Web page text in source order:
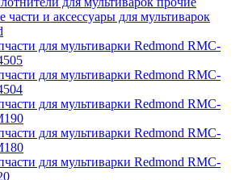
части и аксессуары для мультиварок
для мультиварки Redmond RMC-
для мультиварки Redmond RMC-
для мультиварки Redmond RMC-
для мультиварки Redmond RMC-
для мультиварки Redmond RMC-